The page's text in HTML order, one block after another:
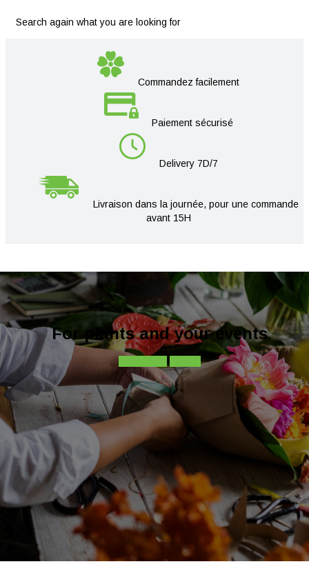
Search again what you are looking for
Commandez facilement
Paiement sécurisé
Delivery 7D/7
Livraison dans la journée, pour une commande
avant 15H
For plants and your events
Call-us